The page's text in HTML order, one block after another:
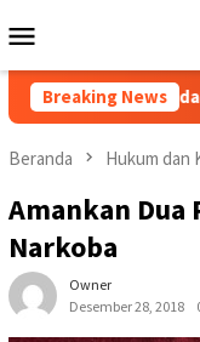
ke
Mobile
Breaking News
Pendanaan Jalan
Beranda Hukum dan
Amankan Dua
Narkoba
Owner
Desember 28, 2018